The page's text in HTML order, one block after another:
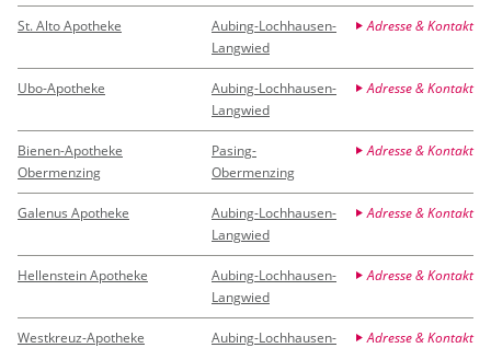
St. Alto Apotheke
Aubing-Lochhausen-
Langwied
Adresse & Kontakt
Ubo-Apotheke
Aubing-Lochhausen-
Langwied
Adresse & Kontakt
Bienen-Apotheke
Obermenzing
Pasing-
Obermenzing
Adresse & Kontakt
Galenus Apotheke
Aubing-Lochhausen-
Langwied
Adresse & Kontakt
Hellenstein Apotheke
Aubing-Lochhausen-
Langwied
Adresse & Kontakt
Westkreuz-Apotheke
Aubing-Lochhausen-
Adresse & Kontakt